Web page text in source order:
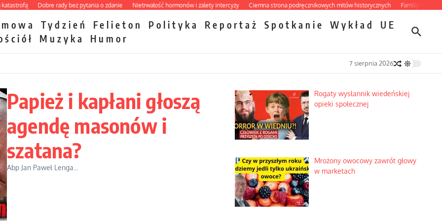
Dobre rady bez pytania o zdanie Nietrwałość hormonów i zalety intercyzy Ciemna strona podręcznikowych mitów historycznych Familijny spór o
Tydzień Felieton Polityka Reportaż Spotkanie Wykład
UE
Muzyka Humor
7 sierpnia 2026
Papież i kapłani głoszą
agendę masonów i
szatana?
Abp Jan Paweł Lenga...
Rogaty wysłannik wiedeńskiej
opieki społecznej
Mrożony owocowy zawrót głowy
w marketach